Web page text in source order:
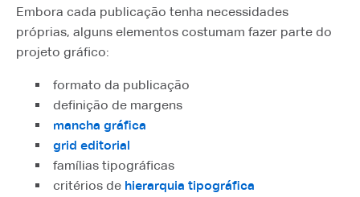
Embora cada publicação tenha necessidades
próprias, alguns elementos costumam fazer parte do
projeto gráfico:
formato da publicação
definição de margens
mancha gráfica
grid editorial
famílias tipográficas
critérios de hierarquia tipográfica